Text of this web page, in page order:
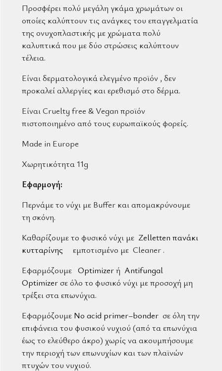
Προσφέρει πολύ μεγάλη γκάμα χρωμάτων οι
οποίες καλύπτουν τις ανάγκες του επαγγελματία
της ονυχοπλαστικής με χρώματα πολύ
καλυπτικά που με δύο στρώσεις καλύπτουν
τέλεια.
Είναι δερματολογικά ελεγμένο προϊόν , δεν
προκαλεί αλλεργίες και ερεθισμό στο δέρμα.
Είναι Cruelty free & Vegan προϊόν
πιστοποιημένο από τους ευρωπαϊκούς φορείς.
Made in Europe
Χωρητικότητα 11g
Εφαρμογή:
Περνάμε το νύχι με Buffer και απομακρύνουμε
τη σκόνη.
Καθαρίζουμε το φυσικό νύχι με Zelletten πανάκι
κυτταρίνης εμποτισμένο με Cleaner .
Εφαρμόζουμε Optimizerή Antifungal
Optimizerσε όλο το φυσικό νύχι με προσοχή μη
τρέξει στα επωνύχια.
Εφαρμόζουμε No acid primer–bonder σε όλη την
επιφάνεια του φυσικού νυχιού (από τα επωνύχια
έως το ελεύθερο άκρο) χωρίς να ακουμπήσουμε
την περιοχή των επωνυχίων και των πλαϊνών
πτυχών του νυχιού.